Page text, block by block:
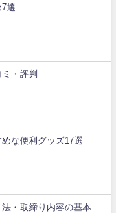
選
・評判
な便利グッズ17選
・取締り内容の基本